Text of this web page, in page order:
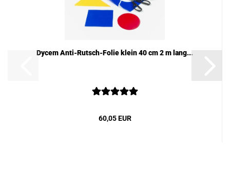
Dycem Anti-Rutsch-Folie klein 40 cm 2 m lang...
60,05 EUR